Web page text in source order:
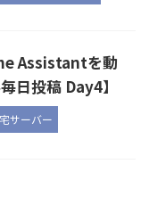
Assistantを動
日投稿 Day4】
サーバー